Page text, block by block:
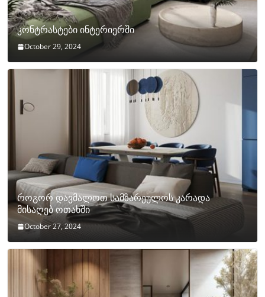
კონტრასტები ინტერიერში
October 29, 2024
როგორ დავმალოთ სამზარეულოს კარადა
მისაღებ ოთახში
October 27, 2024